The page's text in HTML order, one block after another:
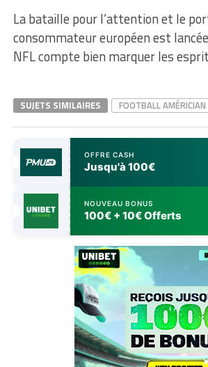
La bataille pour l’attention et le
consommateur européen est
NFL compte bien marquer les
SUJETS SIMILAIRES FOOTBALL AMÉRICIAN
OFFRE CASH
Jusqu'à 100€
NOUVEAU BONUS
100€ + 10€ Offerts